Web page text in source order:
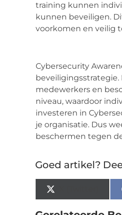
training kunnen
kunnen beveiligen.
voorkomen en veilig
Cybersecurity
medewerkers en
niveau, waardoor
investeren in
je organisatie. Dus
beschermen tegen
Goed artikel?